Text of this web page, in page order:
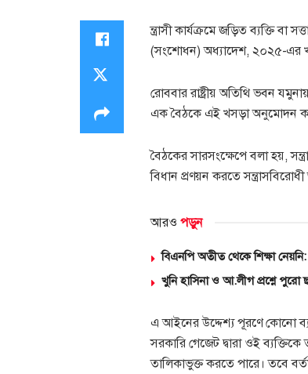
ন্ত্রাসী কার্যক্রমে জড়িত ব্যক্তি বা
(সংশোধন) অধ্যাদেশ, ২০২৫-এর
রোববার রাষ্ট্রীয় অতিথি ভবন
এক বৈঠকে এই খসড়া অনুমোদন
বৈঠকের সারসংক্ষেপে বলা হয়,
বিধান প্রণয়ন করতে
আরও পড়ুন
বিএনপি অতীত থেকে শিক্ষা
খুনি হাসিনা ও আ.লীগ প্রশ্নে পুরো
এ আইনের উদ্দেশ্য পূরণে কোনো
সরকারি গেজেট দ্বারা ওই
তালিকাভুক্ত করতে পারে। তবে